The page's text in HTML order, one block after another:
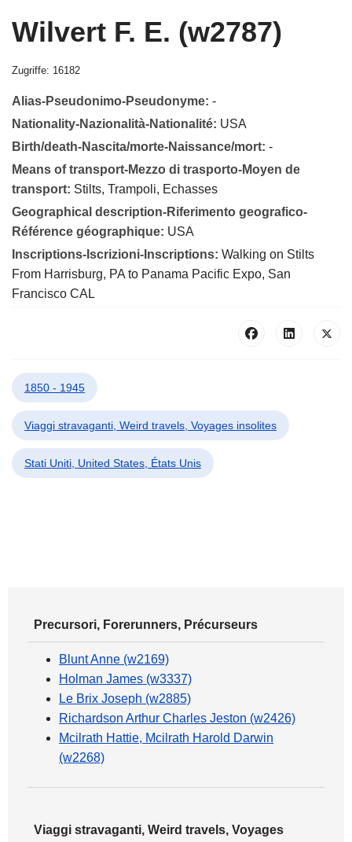
Wilvert F. E. (w2787)
Zugriffe: 16182
Alias-Pseudonimo-Pseudonyme: -
Nationality-Nazionalità-Nationalité: USA
Birth/death-Nascita/morte-Naissance/mort: -
Means of transport-Mezzo di trasporto-Moyen de
transport: Stilts, Trampoli, Echasses
Geographical description-Riferimento geografico-
Référence géographique: USA
Inscriptions-Iscrizioni-Inscriptions: Walking on Stilts
From Harrisburg, PA to Panama Pacific Expo, San
Francisco CAL
1850 - 1945
Viaggi stravaganti, Weird travels, Voyages insolites
Stati Uniti, United States, États Unis
Precursori, Forerunners, Précurseurs
Blunt Anne (w2169)
Holman James (w3337)
Le Brix Joseph (w2885)
Richardson Arthur Charles Jeston (w2426)
Mcilrath Hattie, Mcilrath Harold Darwin
(w2268)
Viaggi stravaganti, Weird travels, Voyages